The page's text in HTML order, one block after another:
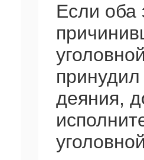
Если оба
деяния,